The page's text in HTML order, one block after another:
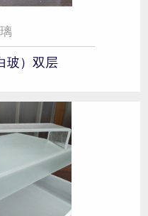
玻）双层